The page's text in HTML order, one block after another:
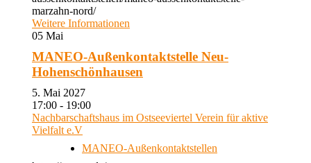
marzahn-nord/
Weitere Informationen
05 Mai
MANEO-Außenkontaktstelle Neu-
Hohenschönhausen
5. Mai 2027
17:00 - 19:00
Nachbarschaftshaus im Ostseeviertel Verein für aktive
Vielfalt e.V
MANEO-Außenkontaktstellen